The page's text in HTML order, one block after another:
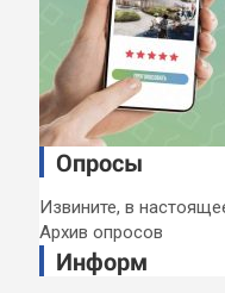
Опросы
Извините, в
Архив опросов
Информ